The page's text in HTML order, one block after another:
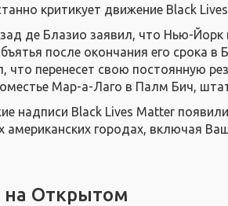
критикует движение Black
де Блазио заявил, что Нью-
после окончания его срока
что перенесет свою постоянную
Мар-а-Лаго в Палм Бич,
надписи Black Lives Matter
американских городах, включая
Открытом